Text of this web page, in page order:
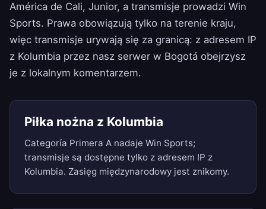
América de Cali, Junior, a transmisje prowadzi Win
Sports. Prawa obowiązują tylko na terenie kraju,
więc transmisje urywają się za granicą: z adresem IP
z Kolumbia przez nasz serwer w Bogotá obejrzysz
je z lokalnym komentarzem.
Piłka nożna z Kolumbia
Categoría Primera A nadaje Win Sports;
transmisje są dostępne tylko z adresem IP z
Kolumbia. Zasięg międzynarodowy jest znikomy.